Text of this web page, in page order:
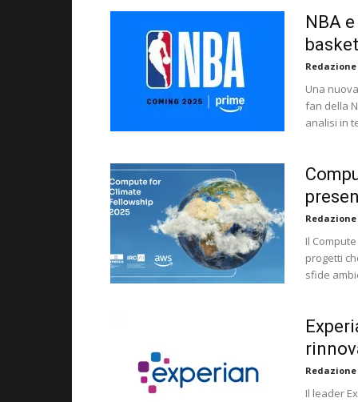
NBA
Una
fan della
analisi in
Il
progetti
sfide
Il leader